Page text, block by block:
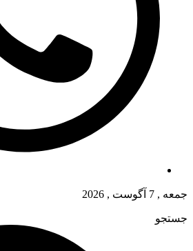
جمعه , 7 آگوست , 2026
جستجو